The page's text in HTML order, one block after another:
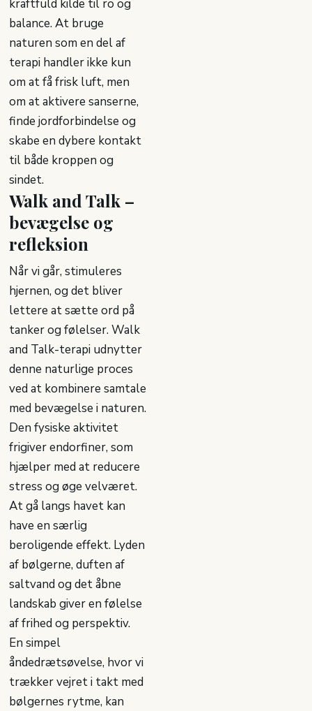
kraftfuld kilde til ro og
balance. At bruge
naturen som en del af
terapi handler ikke kun
om at få frisk luft, men
om at aktivere sanserne,
finde jordforbindelse og
skabe en dybere kontakt
til både kroppen og
sindet.
Walk and Talk –
bevægelse og
refleksion
Når vi går, stimuleres
hjernen, og det bliver
lettere at sætte ord på
tanker og følelser. Walk
and Talk-terapi udnytter
denne naturlige proces
ved at kombinere samtale
med bevægelse i naturen.
Den fysiske aktivitet
frigiver endorfiner, som
hjælper med at reducere
stress og øge velværet.
At gå langs havet kan
have en særlig
beroligende effekt. Lyden
af bølgerne, duften af
saltvand og det åbne
landskab giver en følelse
af frihed og perspektiv.
En simpel
åndedrætsøvelse, hvor vi
trækker vejret i takt med
bølgernes rytme, kan